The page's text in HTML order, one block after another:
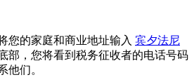
您的家庭和商业地址输入 宾夕法尼
部，您将看到税务征收者的电话号码
他们。